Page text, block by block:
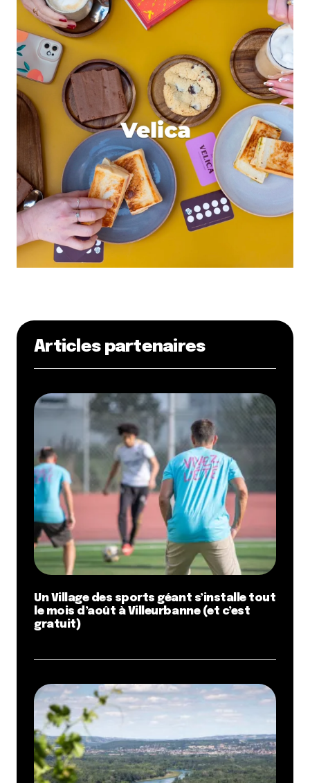
Enregistrer mon nom, mon e-mail et mon site dans le
navigateur pour mon prochain commentaire.
Et bim !
Articles partenaires
Un Village des sports géant s’installe tout
le mois d’août à Villeurbanne (et c’est
gratuit)